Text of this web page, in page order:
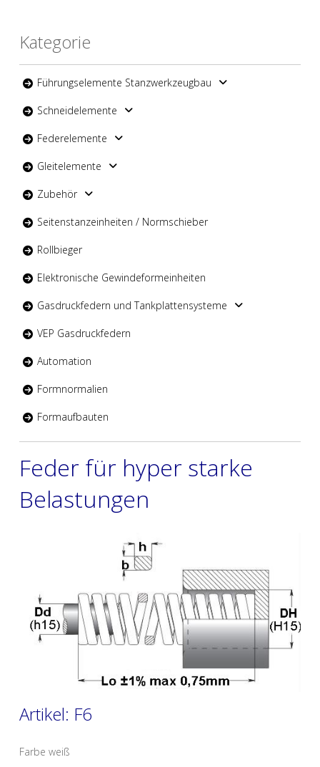
Kategorie
Führungselemente Stanzwerkzeugbau
Schneidelemente
Federelemente
Gleitelemente
Zubehör
Seitenstanzeinheiten / Normschieber
Rollbieger
Elektronische Gewindeformeinheiten
Gasdruckfedern und Tankplattensysteme
VEP Gasdruckfedern
Automation
Formnormalien
Formaufbauten
Feder für hyper starke
Belastungen
Artikel: F6
Farbe weiß